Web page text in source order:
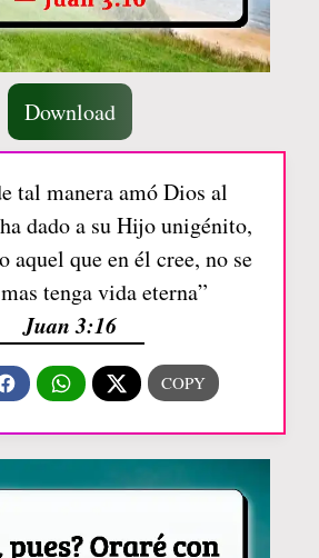
Download
tal manera amó Dios al
dado a su Hijo unigénito,
aquel que en él cree, no se
tenga vida eterna”
Juan 3:16